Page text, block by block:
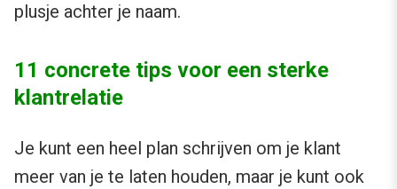
plusje achter je naam.
11 concrete tips voor een sterke
klantrelatie
Je kunt een heel plan schrijven om je klant
meer van je te laten houden, maar je kunt ook